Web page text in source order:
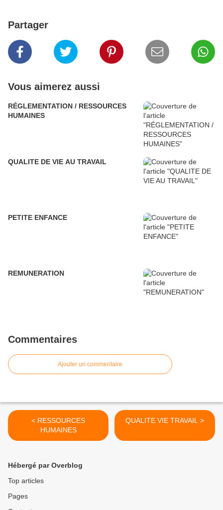
Partager
Vous aimerez aussi
RÉGLEMENTATION / RESSOURCES
HUMAINES
QUALITE DE VIE AU TRAVAIL
PETITE ENFANCE
REMUNERATION
Commentaires
Ajouter un commentaire
< RESSOURCES
HUMAINES
QUALITE VIE TRAVAIL >
Hébergé par Overblog
Top articles
Pages